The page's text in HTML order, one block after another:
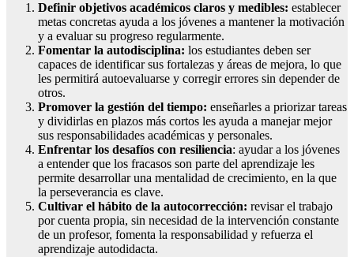
Definir objetivos académicos claros y medibles: establecer
metas concretas ayuda a los jóvenes a mantener la motivación
y a evaluar su progreso regularmente.
Fomentar la autodisciplina: los estudiantes deben ser
capaces de identificar sus fortalezas y áreas de mejora, lo que
les permitirá autoevaluarse y corregir errores sin depender de
otros.
Promover la gestión del tiempo: enseñarles a priorizar tareas
y dividirlas en plazos más cortos les ayuda a manejar mejor
sus responsabilidades académicas y personales.
Enfrentar los desafíos con resiliencia: ayudar a los jóvenes
a entender que los fracasos son parte del aprendizaje les
permite desarrollar una mentalidad de crecimiento, en la que
la perseverancia es clave.
Cultivar el hábito de la autocorrección: revisar el trabajo
por cuenta propia, sin necesidad de la intervención constante
de un profesor, fomenta la responsabilidad y refuerza el
aprendizaje autodidacta.